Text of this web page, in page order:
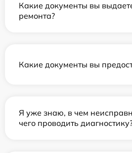
Какие документы вы
ремонта?
Какие документы вы
Я уже знаю, в чем
чего проводить